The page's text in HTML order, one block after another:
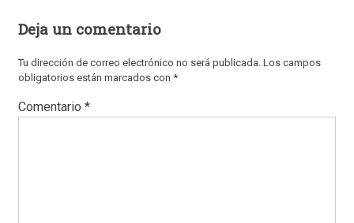
Deja un comentario
Tu dirección de correo electrónico no será publicada. Los campos
obligatorios están marcados con *
Comentario *